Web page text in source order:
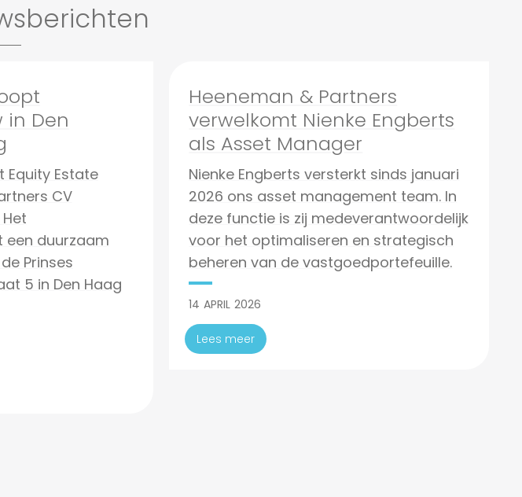
in Den
Equity Estate
CV
duurzaam
Prinses
5 in Den Haag
Heeneman & Partners
verwelkomt Nienke Engberts
als Asset Manager
Nienke Engberts versterkt sinds januari
2026 ons asset management team. In
deze functie is zij medeverantwoordelijk
voor het optimaliseren en strategisch
beheren van de vastgoedportefeuille.
14 APRIL 2026
Lees meer